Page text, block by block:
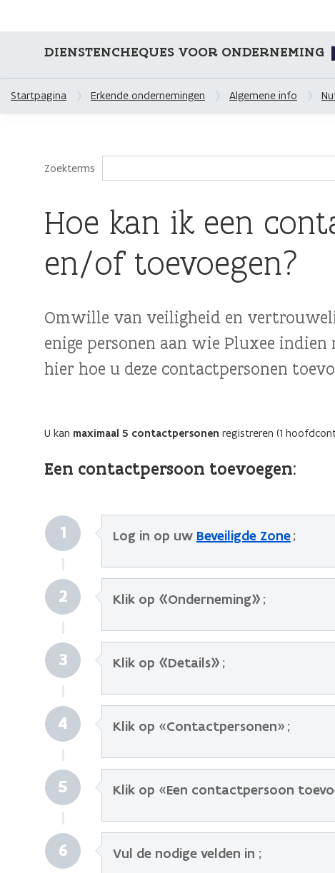
DIENSTENCHEQUES VOOR ONDERNEMING
Startpagina Erkende ondernemingen Algemene info
Zoekterms
Hoe kan ik een
en/of toevoegen?
Omwille van veiligheid en
enige personen aan wie Pluxee
hier hoe u deze contactpersonen
U kan maximaal 5 contactpersonen registreren (1
Een contactpersoon toevoegen:
1 Log in op uw Beveiligde Zone;
2 Klik op «Onderneming» ;
3 Klik op «Details» ;
4 Klik op «Contactpersonen» ;
5 Klik op «Een contactpersoon
6 Vul de nodige velden in ;